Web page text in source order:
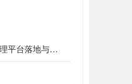
数智节能丨ECOWatch智慧能源管理平台落地与能耗优化实作演练（8月昆山）